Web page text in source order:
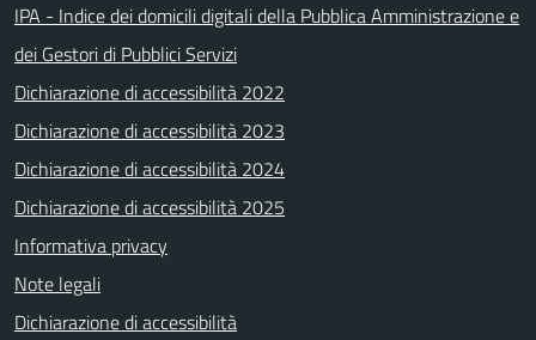
IPA - Indice dei domicili digitali della Pubblica Amministrazione e
dei Gestori di Pubblici Servizi
Dichiarazione di accessibilità 2022
Dichiarazione di accessibilità 2023
Dichiarazione di accessibilità 2024
Dichiarazione di accessibilità 2025
Informativa privacy
Note legali
Dichiarazione di accessibilità